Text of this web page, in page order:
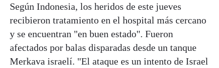
Según Indonesia, los heridos de este jueves
recibieron tratamiento en el hospital más cercano
y se encuentran "en buen estado". Fueron
afectados por balas disparadas desde un tanque
Merkava israelí. "El ataque es un intento de Israel